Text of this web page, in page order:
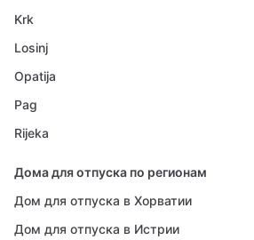
Krk
Losinj
Opatija
Pag
Rijeka
Дома для отпуска по регионам
Дом для отпуска в Хорватии
Дом для отпуска в Истрии